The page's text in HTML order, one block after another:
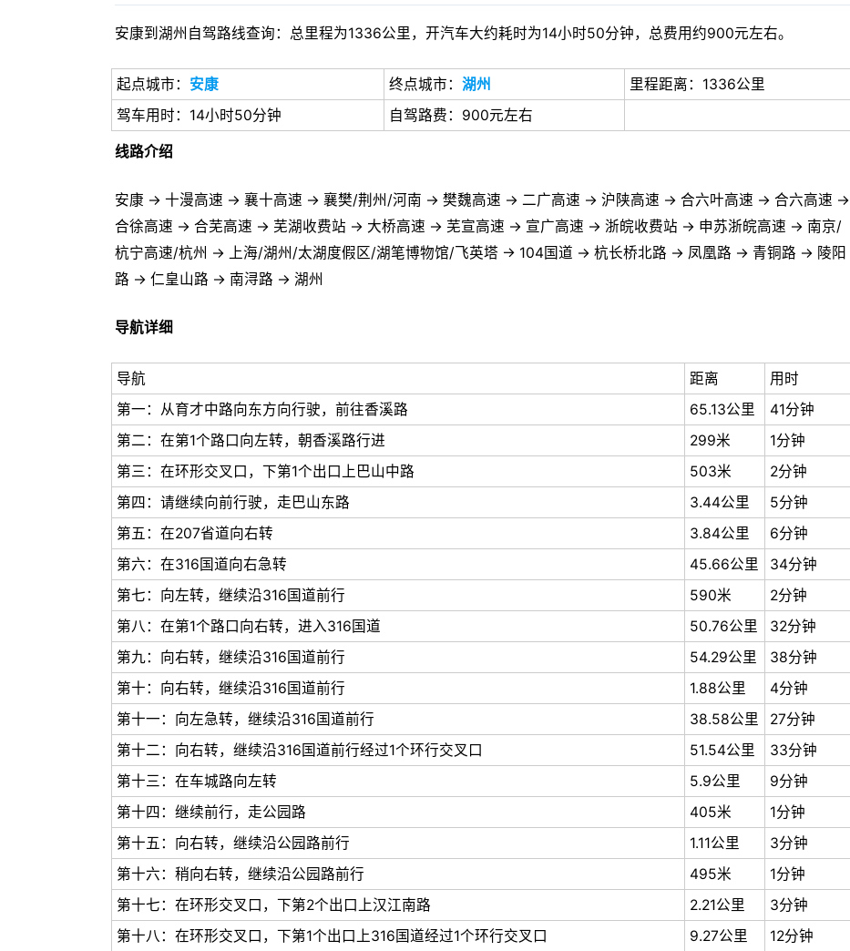
安康到湖州自驾路线查询：总里程为1336公里，开汽车大约耗时为14小时50分钟，总费用约900元左右。
起点城市： 安康 终点城市： 湖州
里程距离：1336公里
驾车用时：14小时50分钟
自驾路费：900元左右
线路介绍
安康 → 十漫高速 → 襄十高速 → 襄樊/荆州/河南 → 樊魏高速 → 二广高速 → 沪陕高速 → 合六叶高速 → 合六高速 →
合徐高速 → 合芜高速 → 芜湖收费站 → 大桥高速 → 芜宣高速 → 宣广高速 → 浙皖收费站 → 申苏浙皖高速 → 南京/
杭宁高速/杭州 → 上海/湖州/太湖度假区/湖笔博物馆/飞英塔 → 104国道 → 杭长桥北路 → 凤凰路 → 青铜路 → 陵阳
路 → 仁皇山路 → 南浔路 → 湖州
导航详细
导航 距离
用时
第一：从育才中路向东方向行驶，前往香溪路
65.13公里
41分钟
第二：在第1个路口向左转，朝香溪路行进
299米
1分钟
第三：在环形交叉口，下第1个出口上巴山中路
503米
2分钟
第四：请继续向前行驶，走巴山东路
3.44公里
5分钟
第五：在207省道向右转
3.84公里
6分钟
第六：在316国道向右急转
45.66公里
34分钟
第七：向左转，继续沿316国道前行
590米
2分钟
第八：在第1个路口向右转，进入316国道
50.76公里
32分钟
第九：向右转，继续沿316国道前行
54.29公里
38分钟
第十：向右转，继续沿316国道前行
1.88公里
4分钟
第十一：向左急转，继续沿316国道前行
38.58公里
27分钟
第十二：向右转，继续沿316国道前行经过1个环行交叉口
51.54公里
33分钟
第十三：在车城路向左转
5.9公里
9分钟
第十四：继续前行，走公园路
405米
1分钟
第十五：向右转，继续沿公园路前行
1.11公里
3分钟
第十六：稍向右转，继续沿公园路前行
495米
1分钟
第十七：在环形交叉口，下第2个出口上汉江南路
2.21公里
3分钟
第十八：在环形交叉口，下第1个出口上316国道经过1个环行交叉口
9.27公里
12分钟